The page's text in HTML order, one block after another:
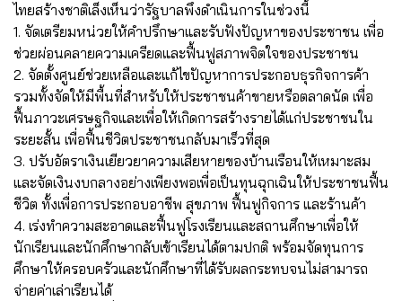
ไทยสร้างชาติเล็งเห็นว่ารัฐบาลพึงดำเนินการในช่วงนี้
1. จัดเตรียมหน่วยให้คำปรึกษาและรับฟังปัญหาของประชาชน เพื่อ
ช่วยผ่อนคลายความเครียดและฟื้นฟูสภาพจิตใจของประชาชน
2. จัดตั้งศูนย์ช่วยเหลือและแก้ไขปัญหาการประกอบธุรกิจการค้า
รวมทั้งจัดให้มีพื้นที่สำหรับให้ประชาชนค้าขายหรือตลาดนัด เพื่อ
ฟื้นภาวะเศรษฐกิจและเพื่อให้เกิดการสร้างรายได้แก่ประชาชนใน
ระยะสั้น เพื่อฟื้นชีวิตประชาชนกลับมาเร็วที่สุด
3. ปรับอัตราเงินเยียวยาความเสียหายของบ้านเรือนให้เหมาะสม
และจัดเงินงบกลางอย่างเพียงพอเพื่อเป็นทุนฉุกเฉินให้ประชาชนฟื้น
ชีวิต ทั้งเพื่อการประกอบอาชีพ สุขภาพ ฟื้นฟูกิจการ และร้านค้า
4. เร่งทำความสะอาดและฟื้นฟูโรงเรียนและสถานศึกษาเพื่อให้
นักเรียนและนักศึกษากลับเข้าเรียนได้ตามปกติ พร้อมจัดทุนการ
ศึกษาให้ครอบครัวและนักศึกษาที่ได้รับผลกระทบจนไม่สามารถ
จ่ายค่าเล่าเรียนได้